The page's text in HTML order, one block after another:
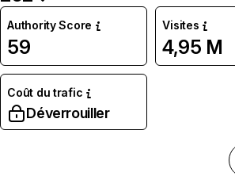
Authority Score
59
Visites
4,95 M
Coût du trafic
Déverrouiller